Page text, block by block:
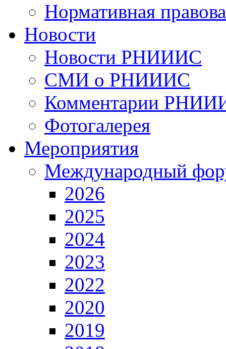
Нормативная
Новости
Новости РНИИИС
СМИ о РНИИИС
Комментарии
Фотогалерея
Мероприятия
Международный
2026
2025
2024
2023
2022
2020
2019